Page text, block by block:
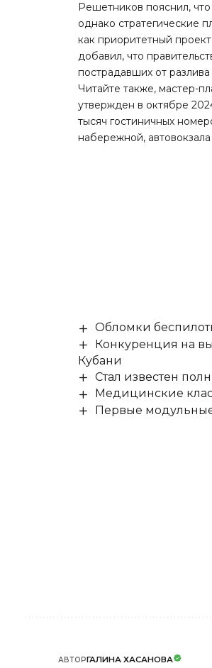
Решетников пояснил,
однако стратегические
как приоритетный
добавил, что
пострадавших от разлива
Читайте также, мастер-
утвержден в октябре
тысяч гостиничных
набережной,
Обломки
Конкуренция на
Кубани
Стал известен
Медицинские
Первые модульные
АВТОРГАЛИНА ХАСАНОВА